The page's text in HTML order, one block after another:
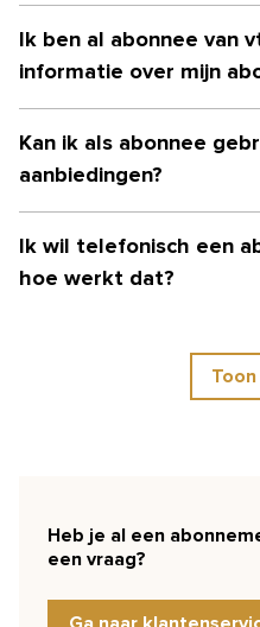
Ik ben al abonnee van
informatie over mijn
Kan ik als abonnee
aanbiedingen?
Ik wil telefonisch een
hoe werkt dat?
Heb je al een
een vraag?